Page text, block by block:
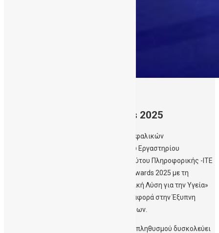
Healthcare Business Awards 2025
Η συνεργασία της Δημόσιας Τράπεζας Ομφαλικών
Βλαστοκυττάρων (ΔηΤΟΒ) Κρήτης και του Εργαστηρίου
Πληροφοριακών Συστημάτων του Ινστιτούτου Πληροφορικής -ΙΤΕ
βραβεύτηκε από τα Healthcare Business Awards 2025 με τη
χάλκινη διάκριση στην κατηγορία «Ψηφιακή Λύση για την Υγεία»
με το ψηφιακό εργαλείο HLA S.A.V.E. που αφορά στην Έξυπνη
Αναζήτηση Δοτών Αιμοποιητικών Κυττάρων.
Η γενετική ποικιλομορφία του Ελληνικού πληθυσμού δυσκολεύει